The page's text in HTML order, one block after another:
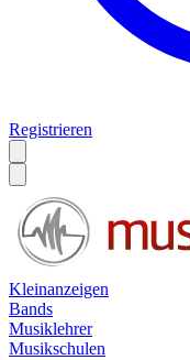
Registrieren
Kleinanzeigen
Bands
Musiklehrer
Musikschulen